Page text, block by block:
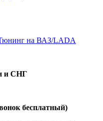
и СНГ
бесплатный)